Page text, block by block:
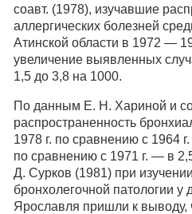
соавт. (1978), изучавшие
аллергических болезней
Атинской области в 1972 —
увеличение выявленных
1,5 до 3,8 на 1000.
По данным Е. Н. Хариной и
распространенность
1978 г. по сравнению с 1964
по сравнению с 1971 г. — в
Д. Сурков (1981) при
бронхолегочной патологии у
Ярославля пришли к выводу,